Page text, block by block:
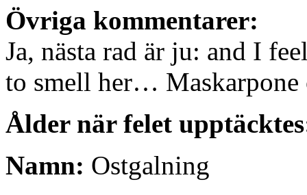
Övriga kommentarer:
Ja, nästa rad är ju: and I
to smell her… Maskarpone
Ålder när felet
Namn: Ostgalning